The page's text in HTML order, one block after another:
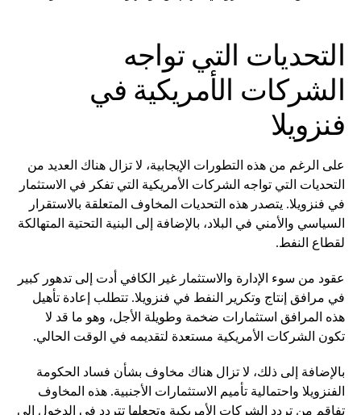
التحديات التي تواجه
الشركات الأمريكية في
فنزويلا
على الرغم من هذه التطورات الإيجابية، لا تزال هناك العديد من
التحديات التي تواجه الشركات الأمريكية التي تفكر في الاستثمار
في فنزويلا. يتصدر هذه التحديات المخاوف المتعلقة بالاستقرار
السياسي والأمني في البلاد، بالإضافة إلى البنية التحتية المتهالكة
لقطاع النفط.
عقود من سوء الإدارة والاستثمار غير الكافي أدت إلى تدهور كبير
في مرافق إنتاج وتكرير النفط في فنزويلا. تتطلب إعادة تأهيل
هذه المرافق استثمارات ضخمة وطويلة الأجل، وهو ما قد لا
تكون الشركات الأمريكية مستعدة لتقديمه في الوقت الحالي.
بالإضافة إلى ذلك، لا تزال هناك مخاوف بشأن فساد الحكومة
الفنزويلا واحتمالية تأميم الاستثمارات الأجنبية. هذه المخاوف
تفاقم من تردد الشركات الأمريكية وتجعلها تتردد في الدخول إلى